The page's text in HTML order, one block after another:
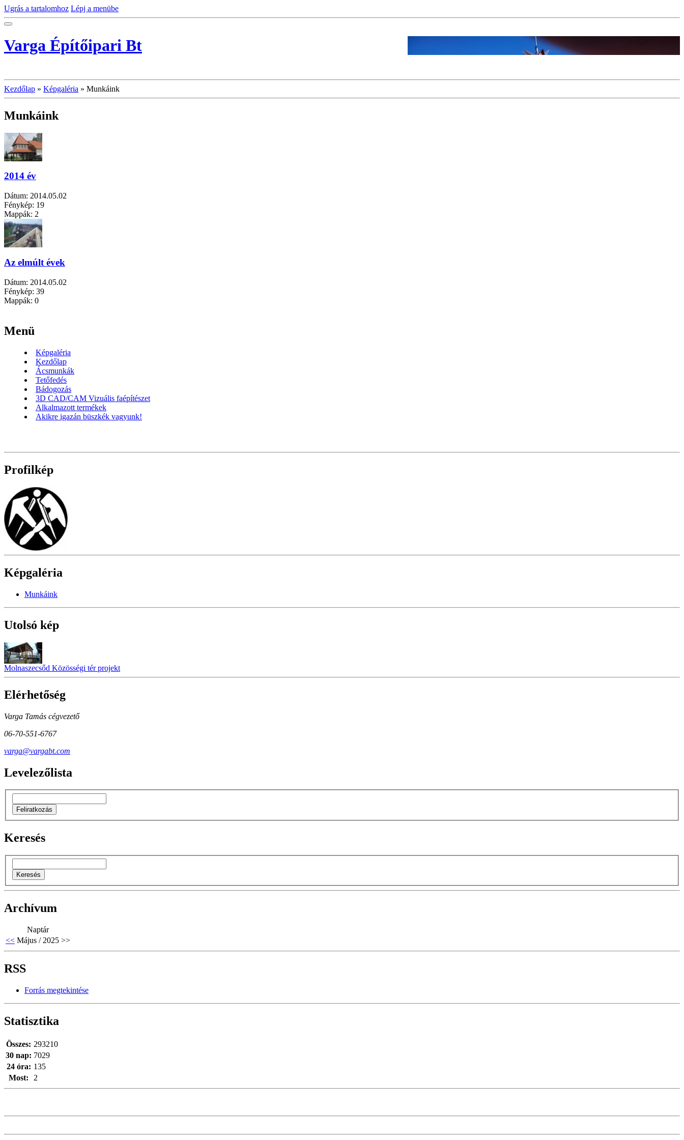
Ugrás a tartalomhoz Lépj a menübe
Varga Építőipari Bt
Kezdőlap » Képgaléria » Munkáink
Munkáink
2014 év
Dátum: 2014.05.02
Fénykép: 19
Mappák: 2
Az elmúlt évek
Dátum: 2014.05.02
Fénykép: 39
Mappák: 0
Menü
Képgaléria
Kezdőlap
Ácsmunkák
Tetőfedés
Bádogozás
3D CAD/CAM Vizuális faépítészet
Alkalmazott termékek
Akikre igazán büszkék vagyunk!
Profilkép
Képgaléria
Munkáink
Utolsó kép
Molnaszecsőd Közösségi tér projekt
Elérhetőség
Varga Tamás cégvezető
06-70-551-6767
varga@vargabt.com
Levelezőlista
Keresés
Archívum
Naptár
<< Május / 2025 >>
RSS
Forrás megtekintése
Statisztika
Most: 2
Összes: 293210
30 nap: 7029
24 óra: 135